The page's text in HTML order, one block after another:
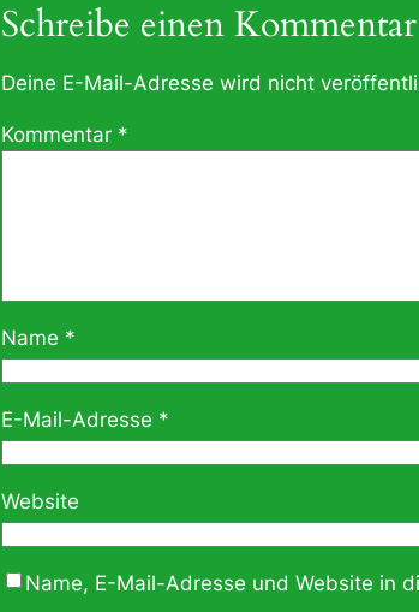
Schreibe einen Kommentar
Deine E-Mail-Adresse wird nicht
Kommentar *
Name *
E-Mail-Adresse *
Website
Name, E-Mail-Adresse und Website in